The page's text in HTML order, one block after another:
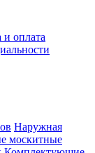
и оплата
Наружная
москитные